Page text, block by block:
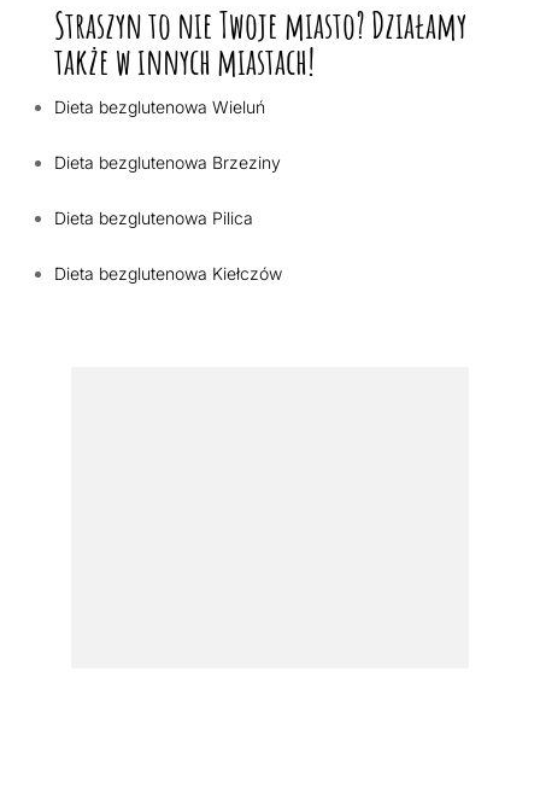
Straszyn to nie Twoje miasto? Działamy
także w innych miastach!
Dieta bezglutenowa Wieluń
Dieta bezglutenowa Brzeziny
Dieta bezglutenowa Pilica
Dieta bezglutenowa Kiełczów